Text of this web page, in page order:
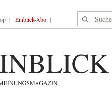
Einblick-Abo Suche nach: